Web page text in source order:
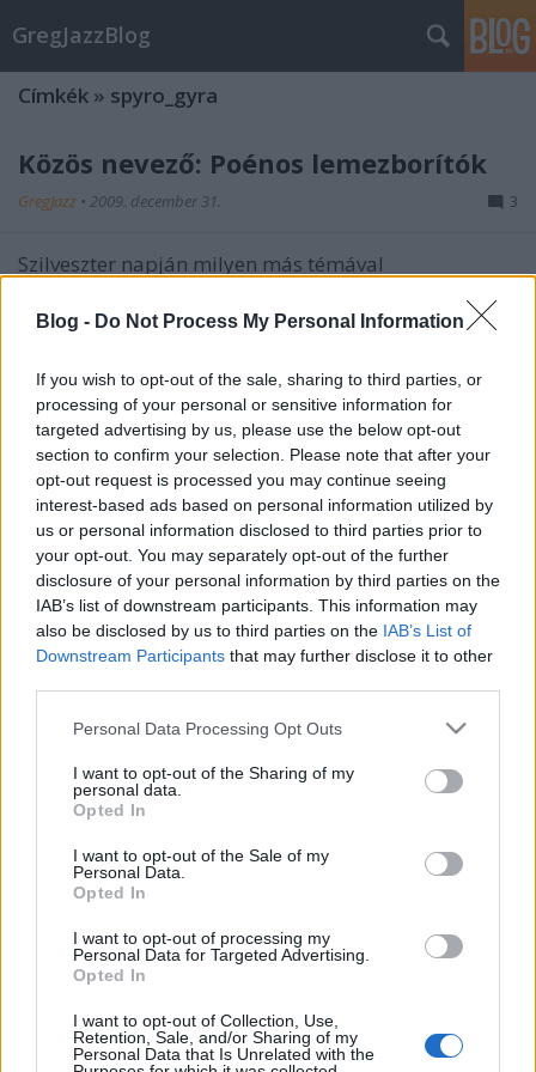
Blog - Do Not Process My Personal Information
If you wish to opt-out of the sale, sharing to third parties, or
processing of your personal or sensitive information for
targeted advertising by us, please use the below opt-out
section to confirm your selection. Please note that after your
opt-out request is processed you may continue seeing
interest-based ads based on personal information utilized by
us or personal information disclosed to third parties prior to
your opt-out. You may separately opt-out of the further
disclosure of your personal information by third parties on the
IAB’s list of downstream participants. This information may
also be disclosed by us to third parties on the IAB’s List of
Downstream Participants that may further disclose it to other
Please note that this website/app uses one or more Google
not limited to your visit or usage behaviour. You may click to
grant or deny consent to Google and its third-party tags to
use your data for below specified purposes in below Google
consent section.
Personal Data Processing Opt Outs
I want to opt-out of the Sharing of my
personal data.
Opted In
I want to opt-out of the Sale of my
Personal Data.
Opted In
I want to opt-out of processing my
Personal Data for Targeted Advertising.
Opted In
I want to opt-out of Collection, Use,
Retention, Sale, and/or Sharing of my
Personal Data that Is Unrelated with the
GregJazzBlog
Címkék » spyro_gyra
Közös nevező: Poénos lemezborítók
GregJazz • 2009. december 31. 3
Szilveszter napján milyen más témával
lemezborítók engem mindig is mosolygásra
darabokat, azokat nyugodtan linkeljétek be a
kommentekbe!Billy Cobham: AlivemutherforyaA
Svájcban élő…
Hírek: Őszi koncert kínálat
GregJazz•2009. szeptember 04.
Itt van az ősz és itt van az újabb koncert-szezon! Nem
is akármilyen jazz-produkciók látogatnak el
hazánkba a közeljövőben, érdemes tehát így év vége
felé a naptárra és az előadók neveire vetni néhány
CD-ajánló: Jazz újdonságok 4.
GregJazz •2009. június 17.
figyelmetekbe ajánlani, amelyeket érdemes lesz a
nyaraláshoz magatokkal vinni! Az előadók között
ugyanúgy helyet kapnak a fiatal, feltörekvő
tehetségek…
CD-ajánló: Jazz újdonságok 2.